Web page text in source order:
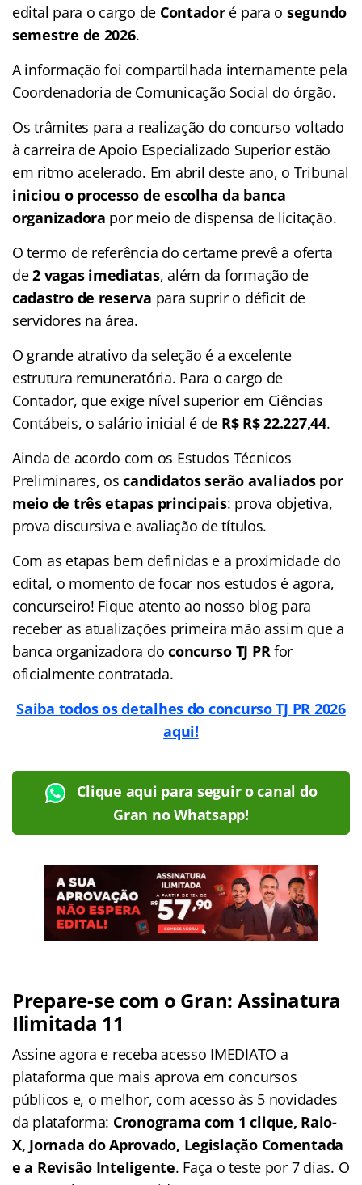
edital para o cargo de Contadoré para o segundo
semestre de 2026.
A informação foi compartilhada internamente pela
Coordenadoria de Comunicação Social do órgão.
Os trâmites para a realização do concurso voltado
à carreira de Apoio Especializado Superior estão
em ritmo acelerado. Em abril deste ano, o Tribunal
iniciou o processo de escolha da banca
organizadora por meio de dispensa de licitação.
O termo de referência do certame prevê a oferta
de2 vagas imediatas, além da formação de
cadastro de reserva para suprir o déficit de
servidores na área.
O grande atrativo da seleção é a excelente
estrutura remuneratória. Para o cargo de
Contador, que exige nível superior em Ciências
Contábeis, o salário inicial é de R$ R$ 22.227,44.
Ainda de acordo com os Estudos Técnicos
Preliminares, oscandidatos serão avaliados por
meio de três etapas principais: prova objetiva,
prova discursiva e avaliação de títulos.
Com as etapas bem definidas e a proximidade do
edital, o momento de focar nos estudos é agora,
concurseiro! Fique atento ao nosso blog para
receber as atualizações primeira mão assim que a
banca organizadora doconcurso TJ PRfor
oficialmente contratada.
Saiba todos os detalhes do concurso TJ PR 2026
aqui!
Clique aqui para seguir o canal do
Gran no Whatsapp!
Prepare-se com o Gran: Assinatura
Ilimitada 11
Assine agora e receba acesso IMEDIATO a
plataforma que mais aprova em concursos
públicos e, o melhor, com acesso às 5 novidades
da plataforma: Cronograma com 1 clique, Raio-
X, Jornada do Aprovado, Legislação Comentada
e a Revisão Inteligente. Faça o teste por 7 dias. O